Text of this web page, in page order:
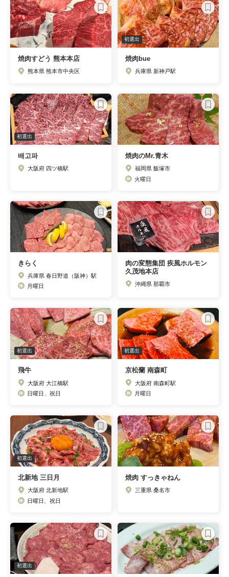
焼肉すどう 熊本本店
熊本県 熊本市中央区
初選出
焼肉bue
兵庫県 新神戸駅
初選出
배고파
大阪府 四ツ橋駅
焼肉のMr.青木
福岡県 飯塚市
火曜日
きらく
兵庫県 春日野道（阪神）駅
月曜日
肉の変態集団 疾風ホルモン
久茂地本店
沖縄県 那覇市
初選出
飛牛
大阪府 大江橋駅
日曜日、祝日
初選出
京松蘭 南森町
大阪府 南森町駅
月曜日
初選出
北新地 三日月
大阪府 北新地駅
日曜日、祝日
焼肉 すっきゃねん
三重県 桑名市
初選出